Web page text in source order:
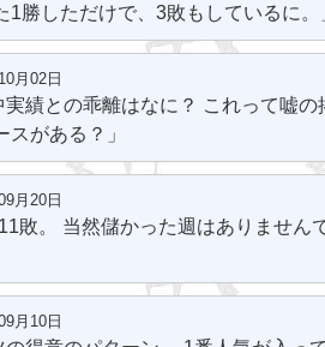
1勝しただけで、3敗もしているに。
月02日
実績との乖離はなに？ これって嘘の
がある？」
月20日
敗。 当然儲かった週はありません
月10日